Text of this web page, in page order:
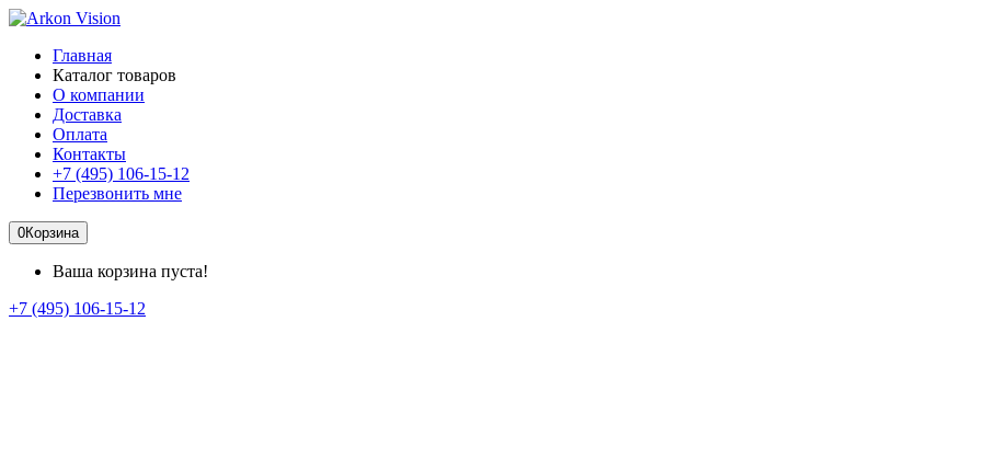
Главная
Каталог товаров
О компании
Доставка
Оплата
Контакты
+7 (495) 106-15-12
Перезвонить мне
0Корзина
Ваша корзина пуста!
+7 (495) 106-15-12